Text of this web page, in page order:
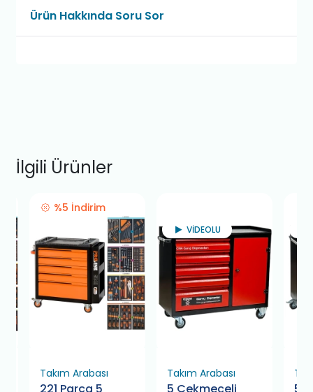
Ürün Hakkında Soru Sor
İlgili Ürünler
%5 İndirim
Takım Arabası
VİDEOLU
Takım Arabası